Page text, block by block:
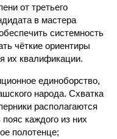
от третьего
в мастера
системность
чёткие ориентиры
их квалификации.
единоборство,
народа. Схватка
располагаются
каждого из них
полотенце;